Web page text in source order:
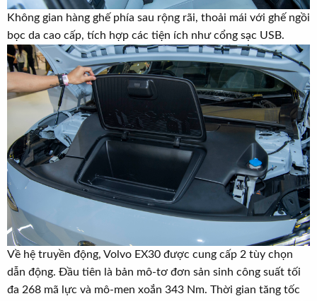
Không gian hàng ghế phía sau rộng rãi, thoải mái với ghế ngồi
bọc da cao cấp, tích hợp các tiện ích như cổng sạc USB.
Về hệ truyền động, Volvo EX30 được cung cấp 2 tùy chọn
dẫn động. Đầu tiên là bản mô-tơ đơn sản sinh công suất tối
đa 268 mã lực và mô-men xoắn 343 Nm. Thời gian tăng tốc